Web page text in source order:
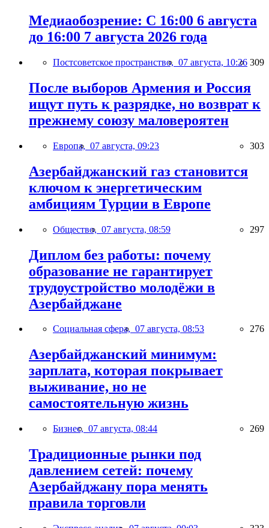
Медиаобозрение: С 16:00 6 августа
до 16:00 7 августа 2026 года
Постсоветское пространство, 07 августа, 10:26 309
После выборов Армения и Россия
ищут путь к разрядке, но возврат к
прежнему союзу маловероятен
Европа, 07 августа, 09:23 303
Азербайджанский газ становится
ключом к энергетическим
амбициям Турции в Европе
Общество, 07 августа, 08:59 297
Диплом без работы: почему
образование не гарантирует
трудоустройство молодёжи в
Азербайджане
Социальная сфера, 07 августа, 08:53 276
Азербайджанский минимум:
зарплата, которая покрывает
выживание, но не
самостоятельную жизнь
Бизнес, 07 августа, 08:44 269
Традиционные рынки под
давлением сетей: почему
Азербайджану пора менять
правила торговли